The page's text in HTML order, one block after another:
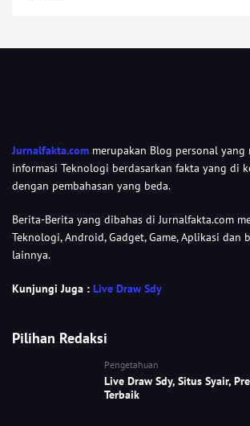
Jurnalfakta.com merupakan Blog personal yang
informasi Teknologi berdasarkan fakta yang di
dengan pembahasan yang beda.
Berita-Berita yang dibahas di Jurnalfakta.com
Teknologi, Android, Gadget, Game, Aplikasi dan
lainnya.
Kunjungi Juga : Live Draw Sdy
Pilihan Redaksi
Pengetahuan
Live Draw Sdy, Situs Syair,
Terbaik